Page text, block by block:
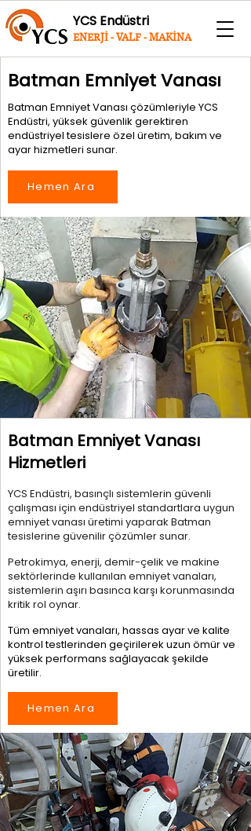
YCS Endüstri
ENERJİ - VALF - MAKİNA
Batman Emniyet Vanası
Batman Emniyet Vanası çözümleriyle YCS
Endüstri, yüksek güvenlik gerektiren
endüstriyel tesislere özel üretim, bakım ve
ayar hizmetleri sunar.
Hemen Ara
Batman Emniyet Vanası
Hizmetleri
YCS Endüstri, basınçlı sistemlerin güvenli
çalışması için endüstriyel standartlara uygun
emniyet vanası üretimi yaparak Batman
tesislerine güvenilir çözümler sunar.
Petrokimya, enerji, demir-çelik ve makine
sektörlerinde kullanılan emniyet vanaları,
sistemlerin aşırı basınca karşı korunmasında
kritik rol oynar.
Tüm emniyet vanaları, hassas ayar ve kalite
kontrol testlerinden geçirilerek uzun ömür ve
yüksek performans sağlayacak şekilde
üretilir.
Hemen Ara